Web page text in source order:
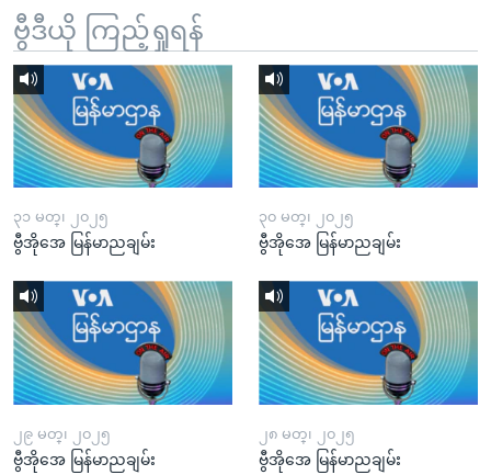
ဗွီဒီယို ကြည့်ရှုရန်
၃၁ မတ္၊ ၂၀၂၅
ဗွီအိုအေ မြန်မာညချမ်း
၃၀ မတ္၊ ၂၀၂၅
ဗွီအိုအေ မြန်မာညချမ်း
၂၉ မတ္၊ ၂၀၂၅
ဗွီအိုအေ မြန်မာညချမ်း
၂၈ မတ္၊ ၂၀၂၅
ဗွီအိုအေ မြန်မာညချမ်း